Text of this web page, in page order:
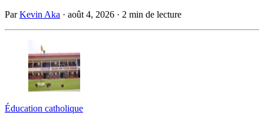
ParKevin Aka · août 4, 2026 · 2 min de lecture
Éducation catholique